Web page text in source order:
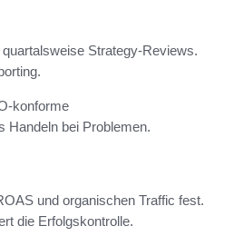
Strategy-Reviews.
konforme
Handeln bei Problemen.
und organischen Traffic fest.
die Erfolgskontrolle.